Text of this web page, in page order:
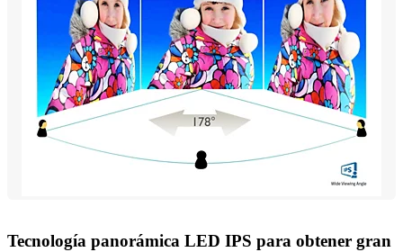
Tecnología panorámica LED IPS para obtener gran